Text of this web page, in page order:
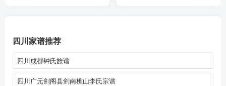
四川家谱推荐
四川成都钟氏族谱
四川广元剑阁县剑南樵山李氏宗谱